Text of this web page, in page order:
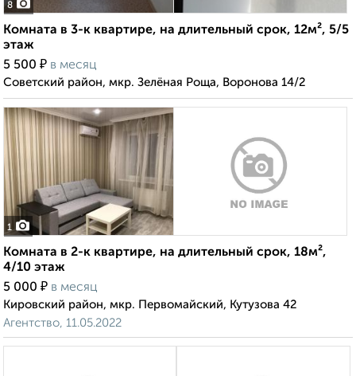
8
Комната в 3-к квартире, на длительный срок, 12м², 5/5
этаж
5 500 ₽ в месяц
Советский район, мкр. Зелёная Роща, Воронова 14/2
1
Комната в 2-к квартире, на длительный срок, 18м²,
4/10 этаж
5 000 ₽ в месяц
Кировский район, мкр. Первомайский, Кутузова 42
Агентство, 11.05.2022